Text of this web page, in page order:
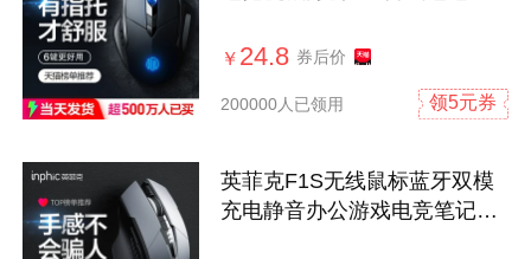
￥ 24.8 券后价
200000人已领用 领5元券
英菲克F1S无线鼠标蓝牙双模
充电静音办公游戏电竞笔记本